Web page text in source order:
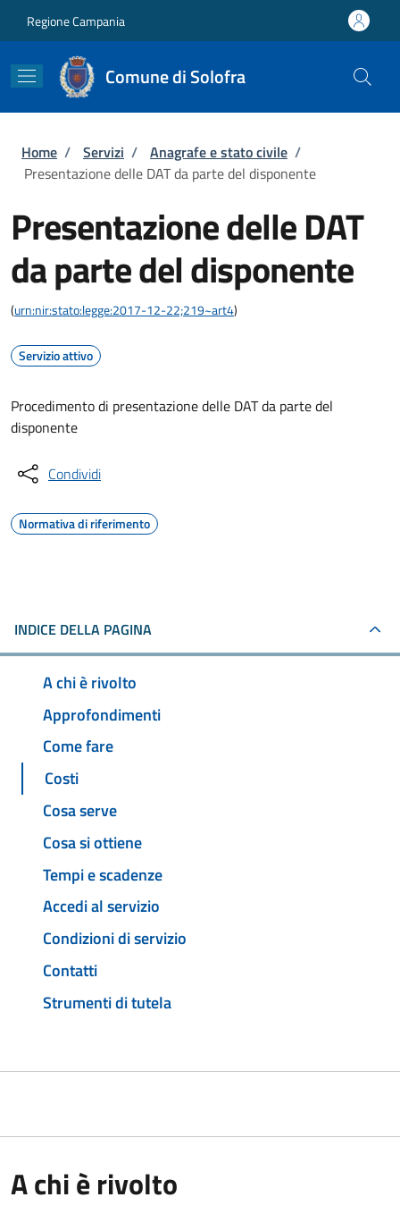
Regione Campania
Comune di Solofra
Briciole di pane
Home / Servizi / Anagrafe e stato civile /
Presentazione delle DAT da parte del disponente
Presentazione delle DAT
da parte del disponente
(urn:nir:stato:legge:2017-12-22;219~art4)
Servizio attivo
Procedimento di presentazione delle DAT da parte del
disponente
Condividi
Normativa di riferimento
INDICE DELLA PAGINA
A chi è rivolto
Approfondimenti
Come fare
Costi
Cosa serve
Cosa si ottiene
Tempi e scadenze
Accedi al servizio
Condizioni di servizio
Contatti
Strumenti di tutela
A chi è rivolto